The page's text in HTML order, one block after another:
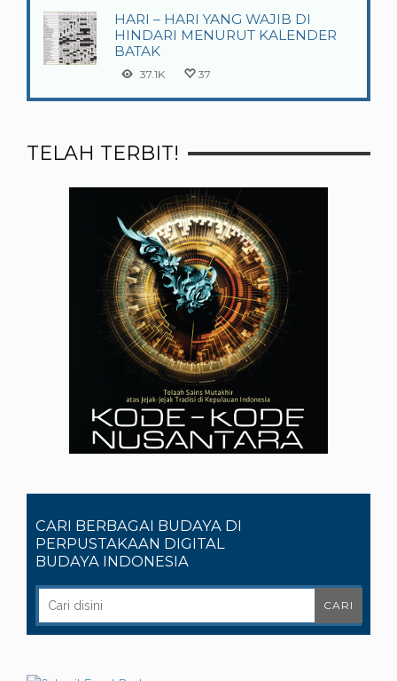
HARI – HARI YANG WAJIB DI
HINDARI MENURUT KALENDER
BATAK
37.1K 37
TELAH TERBIT!
CARI BERBAGAI BUDAYA DI
PERPUSTAKAAN DIGITAL
BUDAYA INDONESIA